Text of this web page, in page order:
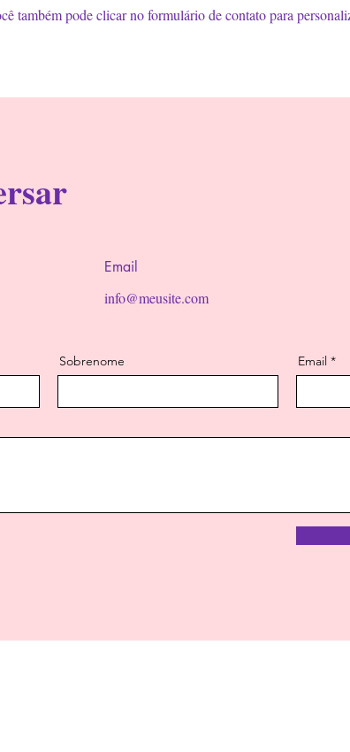
também pode clicar no formulário de contato para
Email
info@meusite.com
Sobrenome Email